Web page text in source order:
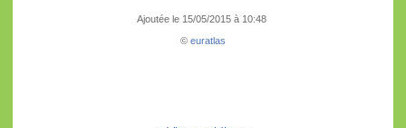
Ajoutée le 15/05/2015 à 10:48
© euratlas